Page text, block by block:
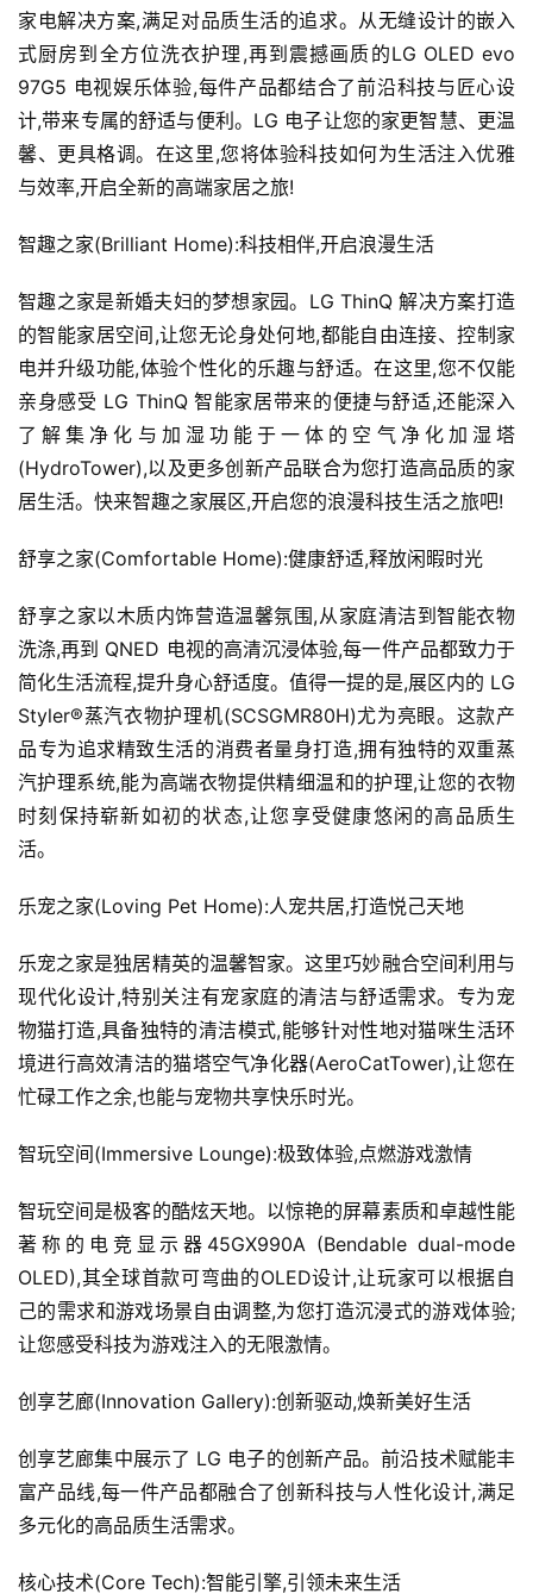
首
新
商
观
察
新
科
技
投
融
家电解决方案,满足对品质生活的追求。从无缝设计的嵌入
式厨房到全方位洗衣护理,再到震撼画质的LG OLED evo
97G5 电视娱乐体验,每件产品都结合了前沿科技与匠心设
计,带来专属的舒适与便利。LG 电子让您的家更智慧、更温
馨、更具格调。在这里,您将体验科技如何为生活注入优雅
与效率,开启全新的高端家居之旅!
智趣之家(Brilliant Home):科技相伴,开启浪漫生活
智趣之家是新婚夫妇的梦想家园。LG ThinQ 解决方案打造
的智能家居空间,让您无论身处何地,都能自由连接、控制家
电并升级功能,体验个性化的乐趣与舒适。在这里,您不仅能
亲身感受 LG ThinQ 智能家居带来的便捷与舒适,还能深入
了解集净化与加湿功能于一体的空气净化加湿塔
(HydroTower),以及更多创新产品联合为您打造高品质的家
居生活。快来智趣之家展区,开启您的浪漫科技生活之旅吧!
舒享之家(Comfortable Home):健康舒适,释放闲暇时光
舒享之家以木质内饰营造温馨氛围,从家庭清洁到智能衣物
洗涤,再到 QNED 电视的高清沉浸体验,每一件产品都致力于
简化生活流程,提升身心舒适度。值得一提的是,展区内的 LG
Styler®蒸汽衣物护理机(SCSGMR80H)尤为亮眼。这款产
品专为追求精致生活的消费者量身打造,拥有独特的双重蒸
汽护理系统,能为高端衣物提供精细温和的护理,让您的衣物
时刻保持崭新如初的状态,让您享受健康悠闲的高品质生
活。
乐宠之家(Loving Pet Home):人宠共居,打造悦己天地
乐宠之家是独居精英的温馨智家。这里巧妙融合空间利用与
现代化设计,特别关注有宠家庭的清洁与舒适需求。专为宠
物猫打造,具备独特的清洁模式,能够针对性地对猫咪生活环
境进行高效清洁的猫塔空气净化器(AeroCatTower),让您在
忙碌工作之余,也能与宠物共享快乐时光。
智玩空间(Immersive Lounge):极致体验,点燃游戏激情
智玩空间是极客的酷炫天地。以惊艳的屏幕素质和卓越性能
著称的电竞显示器45GX990A (Bendable dual-mode
OLED),其全球首款可弯曲的OLED设计,让玩家可以根据自
己的需求和游戏场景自由调整,为您打造沉浸式的游戏体验;
让您感受科技为游戏注入的无限激情。
创享艺廊(Innovation Gallery):创新驱动,焕新美好生活
创享艺廊集中展示了 LG 电子的创新产品。前沿技术赋能丰
富产品线,每一件产品都融合了创新科技与人性化设计,满足
多元化的高品质生活需求。
核心技术(Core Tech):智能引擎,引领未来生活